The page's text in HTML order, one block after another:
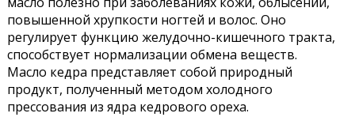
повышенной хрупкости ногтей и волос. Оно
регулирует функцию желудочно-кишечного тракта,
способствует нормализации обмена веществ.
Масло кедра представляет собой природный
продукт, полученный методом холодного
прессования из ядра кедрового ореха.